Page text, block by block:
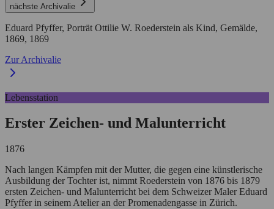
nächste Archivalie
Eduard Pfyffer, Porträt Ottilie W. Roederstein als Kind, Gemälde,
1869, 1869
Zur Archivalie
Lebensstation
Erster Zeichen- und Malunterricht
1876
Nach langen Kämpfen mit der Mutter, die gegen eine künstlerische
Ausbildung der Tochter ist, nimmt Roederstein von 1876 bis 1879
ersten Zeichen- und Malunterricht bei dem Schweizer Maler Eduard
Pfyffer in seinem Atelier an der Promenadengasse in Zürich.